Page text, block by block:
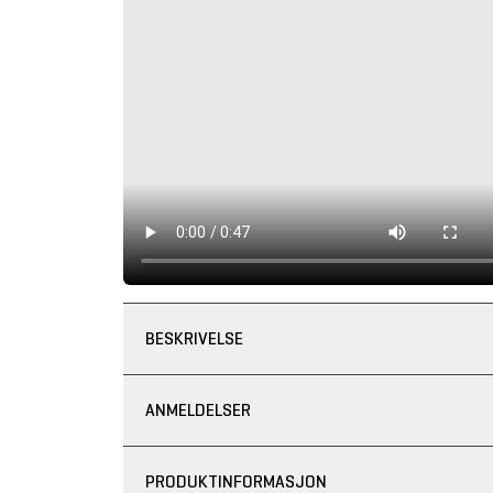
BESKRIVELSE
ANMELDELSER
PRODUKTINFORMASJON